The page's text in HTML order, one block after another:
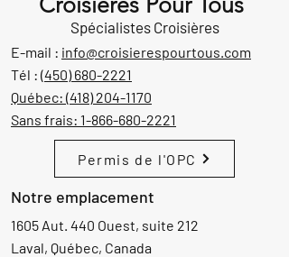
Spécialistes Croisières
E-mail : info@croisierespourtous.com
Tél : (450) 680-2221
Québec: (418) 204-1170
Sans frais: 1-866-680-2221
Permis de l'OPC
Notre emplacement
1605 Aut. 440 Ouest, suite 212
Laval, Québec, Canada